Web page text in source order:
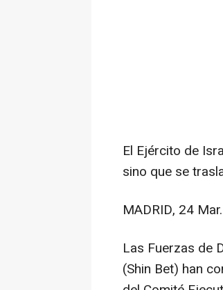
El Ejército de
sino que se
MADRID, 24
Las Fuerzas de
(Shin Bet) han